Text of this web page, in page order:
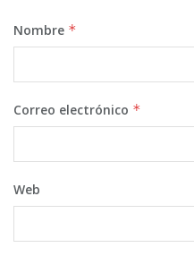
Nombre *
Correo electrónico *
Web